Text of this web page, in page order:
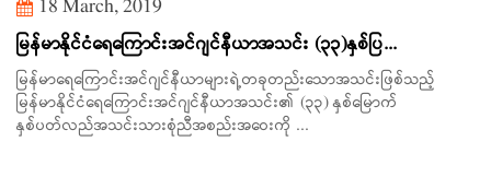
18 March, 2019
မြန်မာနိုင်ငံရေကြောင်းအင်ဂျင်နီယာအသင်း (၃၃)နှစ်ပြ...
မြန်မာရေကြောင်းအင်ဂျင်နီယာများရဲ့တခုတည်းသောအသင်းဖြစ်သည့်
မြန်မာနိုင်ငံရေကြောင်းအင်ဂျင်နီယာအသင်း၏ (၃၃) နှစ်မြောက်
နှစ်ပတ်လည်အသင်းသားစုံညီအစည်းအဝေးကို ...